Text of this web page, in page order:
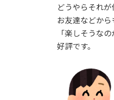
どうやらそれ
お友達などから
「楽しそうな
好評です。